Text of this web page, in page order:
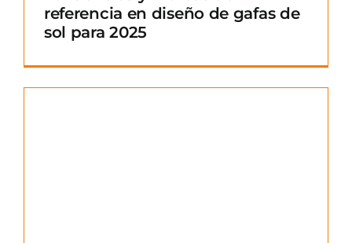
referencia en diseño de gafas de
sol para 2025